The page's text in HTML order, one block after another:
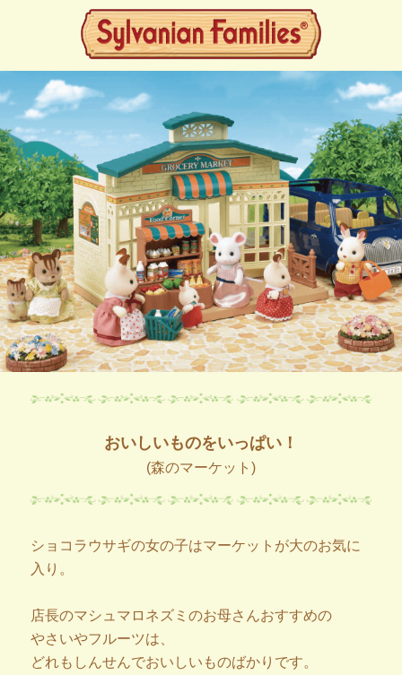
おいしいものをいっぱい！
(森のマーケット)
ショコラウサギの女の子はマーケットが大のお気に
入り。
店長のマシュマロネズミのお母さんおすすめの
やさいやフルーツは、
どれもしんせんでおいしいものばかりです。